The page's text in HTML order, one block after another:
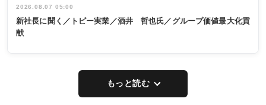
2026.08.07 05:00
新社長に聞く／トピー実業／酒井 哲也氏／グループ価値最大化貢
献
もっと読む